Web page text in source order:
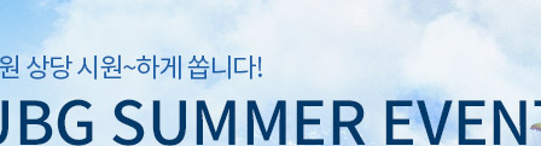
아키에이지 워
아레스 : 라이즈 오브 가디언즈
패스 오브
패스 오브
이벤트
업데이트
플레이
클랜
모집